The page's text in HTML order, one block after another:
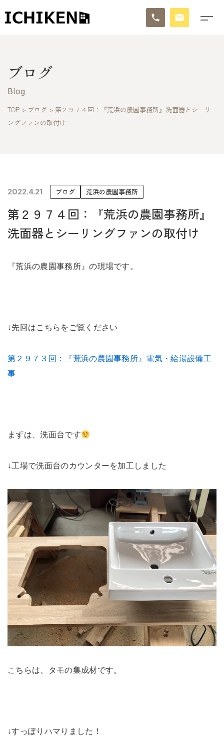
ブログ
施工事例
未来に住み継ぐ平屋
Tel. 0257-27-2157
ブログ
Blog
TOP > ブログ > 第２９７４回：『荒浜の農園事務所』洗面器とシーリ
ングファンの取付け
2022.4.21 ブログ 荒浜の農園事務所
第２９７４回：『荒浜の農園事務所』
洗面器とシーリングファンの取付け
『荒浜の農園事務所』の現場です。
↓先回はこちらをご覧ください
第２９７３回：『荒浜の農園事務所』電気・給湯設備工
事
まずは、洗面台です
↓工場で洗面台のカウンターを加工しました
こちらは、タモの集成材です。
↓すっぽりハマりました！